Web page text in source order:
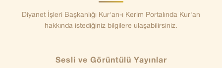
Diyanet İşleri Başkanlığı Kur'an-ı Kerim Portalında Kur'an
hakkında istediğiniz bilgilere ulaşabilirsiniz.
Sesli ve Görüntülü Yayınlar